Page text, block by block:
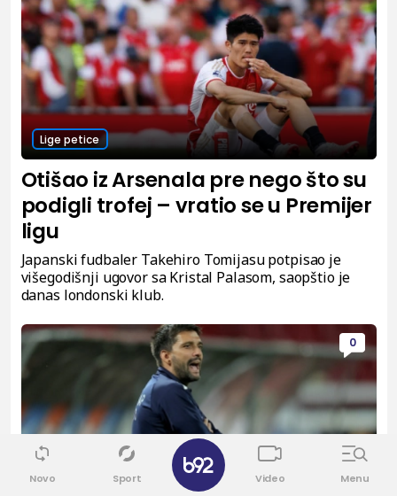
Lige petice
Otišao iz Arsenala pre nego što su
podigli trofej – vratio se u Premijer
ligu
Japanski fudbaler Takehiro Tomijasu potpisao je
višegodišnji ugovor sa Kristal Palasom, saopštio je
danas londonski klub.
0
Novo Sport Video Menu
✕